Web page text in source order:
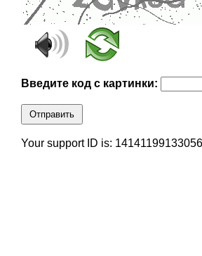
Введите код с картинки:
Отправить
Your support ID is: